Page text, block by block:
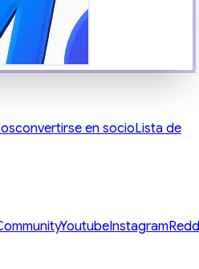
convertirse en socioLista de
YoutubeInstagram